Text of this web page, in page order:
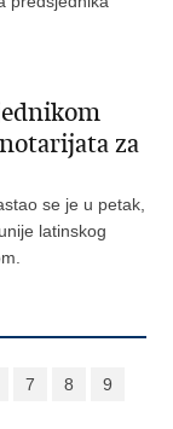
za
se je u petak,
latinskog
7 8
9